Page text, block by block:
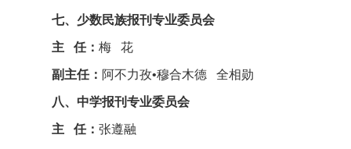
七、少数民族报刊专业委员会
主 任：梅 花
副主任： 阿不力孜•穆合木德 全相勋
八、中学报刊专业委员会
主 任：张遵融